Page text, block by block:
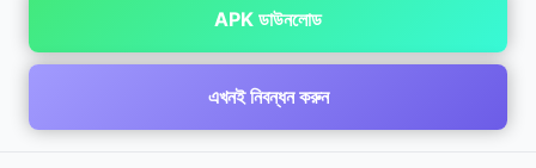
APK ডাউনলোড
এখনই নিবন্ধন করুন